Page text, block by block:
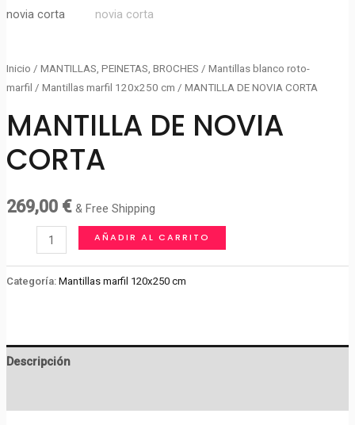
Inicio / MANTILLAS, PEINETAS, BROCHES / Mantillas blanco roto-
marfil / Mantillas marfil 120x250 cm / MANTILLA DE NOVIA CORTA
MANTILLA DE NOVIA
CORTA
269,00 € & Free Shipping
MANTILLA
NOVIA
AÑADIR AL CARRITO
Categoría: Mantillas marfil 120x250 cm
Descripción